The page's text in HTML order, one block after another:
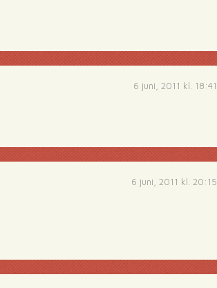
6 juni, 2011 kl. 18:41
6 juni, 2011 kl. 20:15